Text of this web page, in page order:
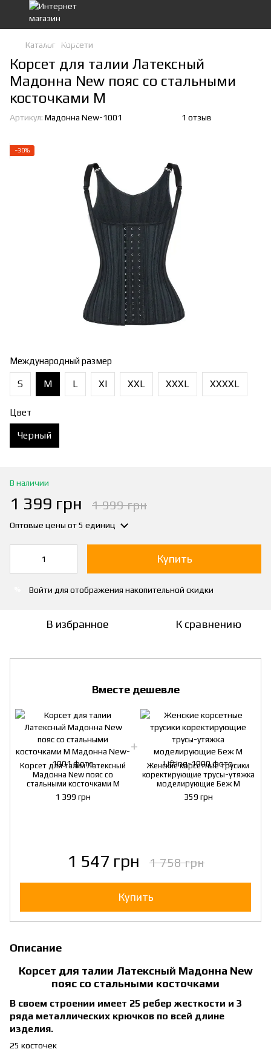
Каталог Корсети
Корсет для талии Латексный
Мадонна New пояс со стальными
косточками М
Артикул: Мадонна New-1001 1 отзыв
−30%
Международный размер
S M L Xl XXL XXXL XXXXL
Цвет
Черный
В наличии
1 399 грн 1 999 грн
Оптовые цены от 5 единиц
Купить
Войти для отображения накопительной скидки
В избранное К сравнению
Вместе дешевле
Корсет для талии Латексный
Мадонна New пояс со
стальными косточками М
1 399 грн
Женские корсетные трусики
коректирующие трусы-утяжка
моделирующие Беж M
359 грн
1 547 грн 1 758 грн
Купить
Описание
Корсет для талии Латексный Мадонна New
пояс со стальными косточками
В своем строении имеет 25 ребер жесткости и 3
ряда металлических крючков по всей длине
изделия.
25 косточек